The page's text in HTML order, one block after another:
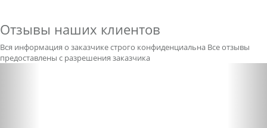
Отзывы наших клиентов
Вся информация о заказчике строго конфиденциальна Все отзывы
предоставлены с разрешения заказчика